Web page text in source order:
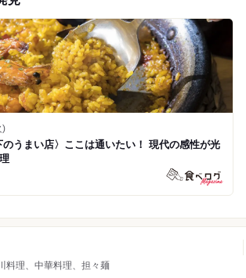
)
のうまい店〉ここは通いたい！ 現代の感性が光
料理、中華料理、担々麺